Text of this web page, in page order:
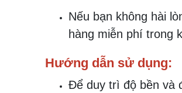
Nếu bạn không hài
hàng miễn phí trong
Hướng dẫn sử dụng:
Để duy trì độ bền và